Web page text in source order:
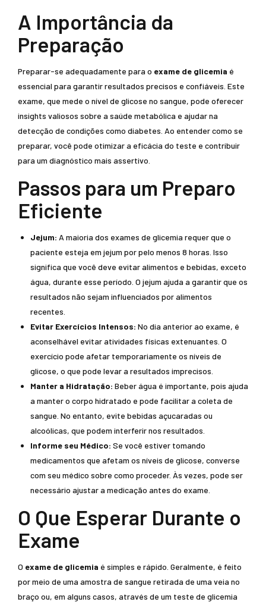
A Importância da
Preparação
Preparar-se adequadamente para o exame de glicemia é
essencial para garantir resultados precisos e confiáveis. Este
exame, que mede o nível de glicose no sangue, pode oferecer
insights valiosos sobre a saúde metabólica e ajudar na
detecção de condições como diabetes. Ao entender como se
preparar, você pode otimizar a eficácia do teste e contribuir
para um diagnóstico mais assertivo.
Passos para um Preparo
Eficiente
Jejum: A maioria dos exames de glicemia requer que o
paciente esteja em jejum por pelo menos 8 horas. Isso
significa que você deve evitar alimentos e bebidas, exceto
água, durante esse período. O jejum ajuda a garantir que os
resultados não sejam influenciados por alimentos
recentes.
Evitar Exercícios Intensos: No dia anterior ao exame, é
aconselhável evitar atividades físicas extenuantes. O
exercício pode afetar temporariamente os níveis de
glicose, o que pode levar a resultados imprecisos.
Manter a Hidratação: Beber água é importante, pois ajuda
a manter o corpo hidratado e pode facilitar a coleta de
sangue. No entanto, evite bebidas açucaradas ou
alcoólicas, que podem interferir nos resultados.
Informe seu Médico: Se você estiver tomando
medicamentos que afetam os níveis de glicose, converse
com seu médico sobre como proceder. Às vezes, pode ser
necessário ajustar a medicação antes do exame.
O Que Esperar Durante o
Exame
O exame de glicemia é simples e rápido. Geralmente, é feito
por meio de uma amostra de sangue retirada de uma veia no
braço ou, em alguns casos, através de um teste de glicemia